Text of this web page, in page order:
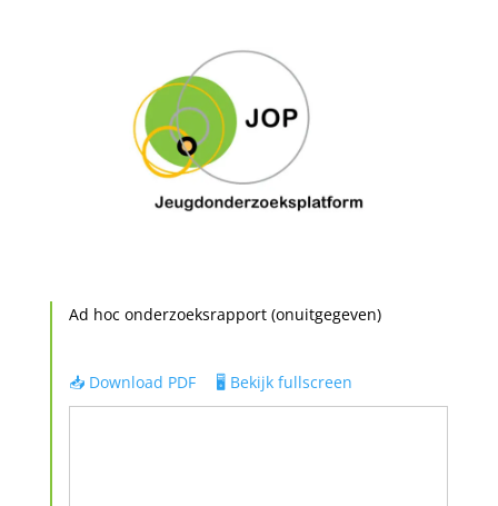
Ad hoc onderzoeksrapport (onuitgegeven)
📥 Download PDF 🖥️ Bekijk fullscreen